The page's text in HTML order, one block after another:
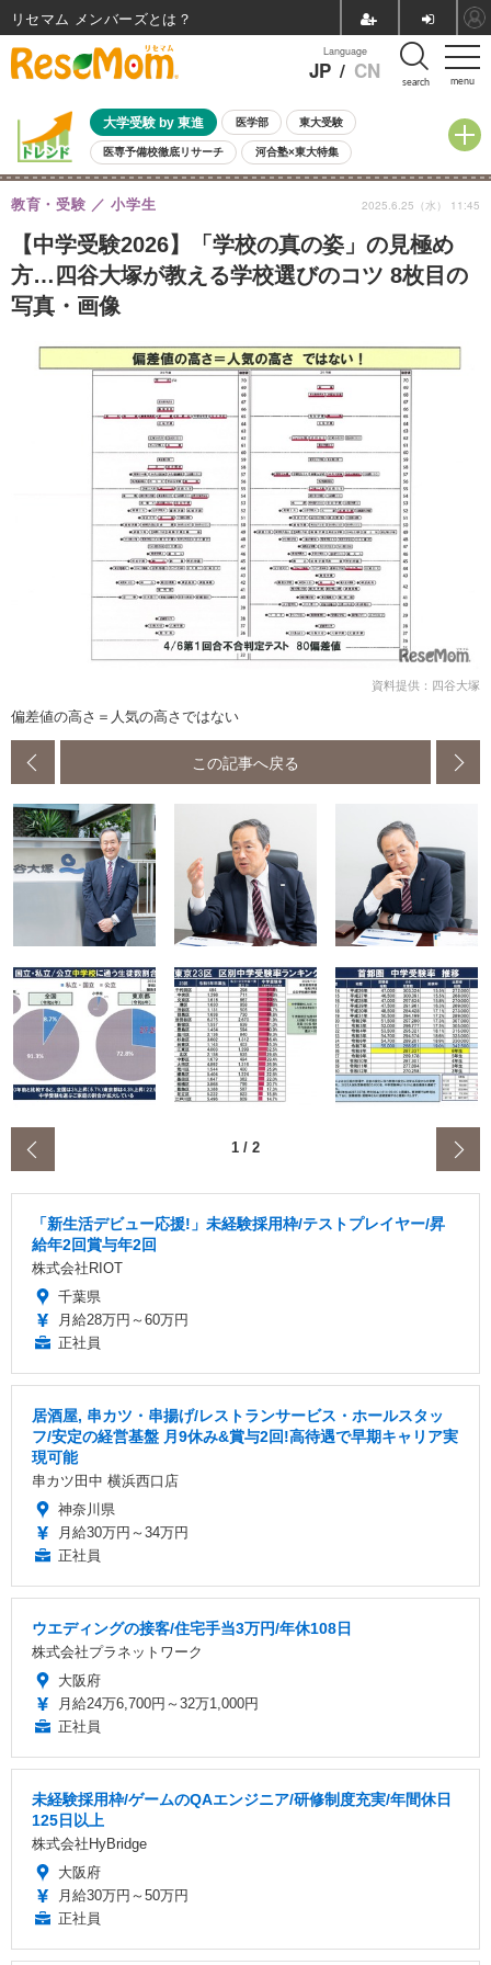
menu
Language
JP / CN search
大学受験 by 東進 医学部 東大受験
医専予備校徹底リサーチ 河合塾×東大特集
親子で考える大学選び 高校受験 中学受験 小学校受験
共通テスト 夏休み
8月開催イベント・WS 全国公立高校 過去問 人気記事
自由研究教材（小学生向け） 自由研究教材（中学生向け） ランキング
【中学受験2026】「学校の真の姿」の見極め
方…四谷大塚が教える学校選びのコツ 8枚目の
写真・画像
教育・受験 小学生 2025.6.25（水） 11:45
資料提供：四谷大塚
偏差値の高さ＝人気の高さではない
この記事へ戻る
1 / 2
「新生活デビュー応援!」未経験採用枠/テストプレイヤー/昇
給年2回賞与年2回
株式会社RIOT
千葉県
月給28万円～60万円
正社員
居酒屋, 串カツ・串揚げ/レストランサービス・ホールスタッ
フ/安定の経営基盤 月9休み&賞与2回!高待遇で早期キャリア実
現可能
串カツ田中 横浜西口店
神奈川県
月給30万円～34万円
正社員
ウエディングの接客/住宅手当3万円/年休108日
株式会社プラネットワーク
大阪府
月給24万6,700円～32万1,000円
正社員
未経験採用枠/ゲームのQAエンジニア/研修制度充実/年間休日
125日以上
株式会社HyBridge
大阪府
月給30万円～50万円
正社員
リセマム メンバーズ